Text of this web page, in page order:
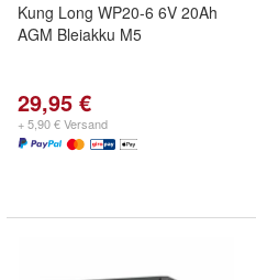
Kung Long WP20-6 6V 20Ah
AGM Bleiakku M5
29,95 €
+ 5,90 € Versand